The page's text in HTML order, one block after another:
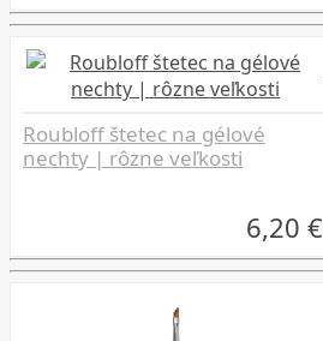
Roubloff štetec na gélové
nechty | rôzne veľkosti
6,20 €